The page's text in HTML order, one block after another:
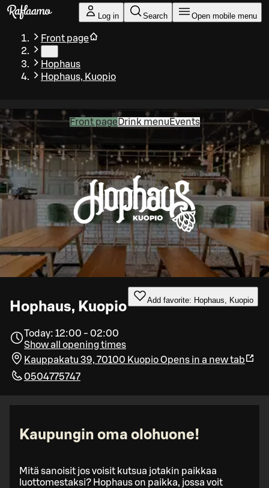
Skip to main content
Log in Search Open mobile menu
Front page
Hophaus
Hophaus, Kuopio
Front pageDrink menu Events
Hophaus, Kuopio Add favorite: Hophaus, Kuopio
Today: 12:00 - 02:00
Show all opening times
Kauppakatu 39, 70100 KuopioOpens in a new tab
0504775747
Kaupungin oma olohuone!
Mitä sanoisit jos voisit kutsua jotakin paikkaa
luottomestaksi? Hophaus on paikka, jossa voit